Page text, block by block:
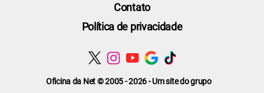
Oficina da Net © 2005 - 2026 - Um site do grupo
Contato
Política de privacidade